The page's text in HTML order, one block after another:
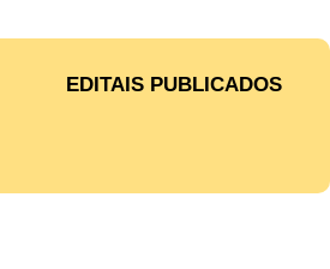
EDITAIS PUBLICADOS